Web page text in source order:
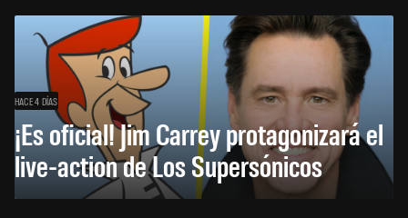
HACE 4 DÍAS
¡Es oficial! Jim Carrey protagonizará el
live-action de Los Supersónicos